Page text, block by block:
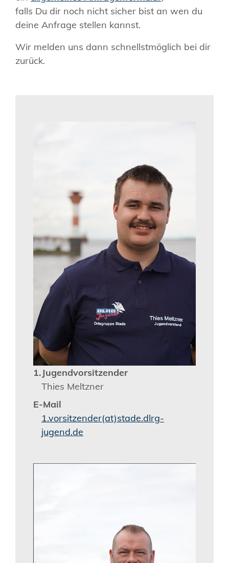
falls Du dir noch nicht sicher bist an wen du
deine Anfrage stellen kannst.
Wir melden uns dann schnellstmöglich bei dir
zurück.
1.Jugendvorsitzender
Thies Meltzner
E-Mail
1.vorsitzender(at)stade.dlrg-
jugend.de